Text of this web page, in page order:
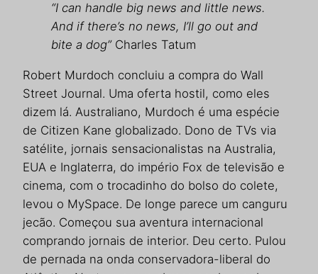
“I can handle big news and little news.
And if there’s no news, I’ll go out and
bite a dog”Charles Tatum
Robert Murdoch concluiu a compra do Wall
Street Journal. Uma oferta hostil, como eles
dizem lá. Australiano, Murdoch é uma espécie
de Citizen Kane globalizado. Dono de TVs via
satélite, jornais sensacionalistas na Australia,
EUA e Inglaterra, do império Fox de televisão e
cinema, com o trocadinho do bolso do colete,
levou o MySpace. De longe parece um canguru
jecão. Começou sua aventura internacional
comprando jornais de interior. Deu certo. Pulou
de pernada na onda conservadora-liberal do